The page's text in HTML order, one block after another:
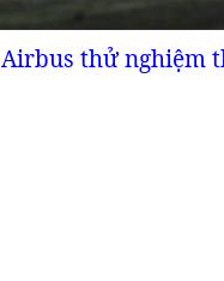
Airbus thử nghiệm